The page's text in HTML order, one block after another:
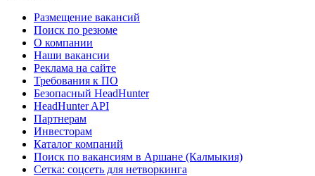
Размещение вакансий
Поиск по резюме
О компании
Наши вакансии
Реклама на сайте
Требования к ПО
Безопасный HeadHunter
HeadHunter API
Партнерам
Инвесторам
Каталог компаний
Поиск по вакансиям в Аршане (Калмыкия)
Сетка: соцсеть для нетворкинга